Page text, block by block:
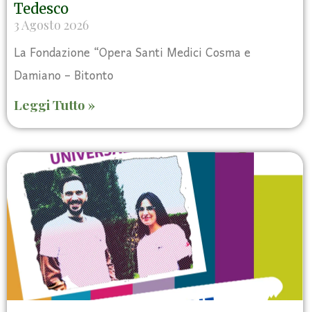
Tedesco
3 Agosto 2026
La Fondazione “Opera Santi Medici Cosma e
Damiano – Bitonto
Leggi Tutto »